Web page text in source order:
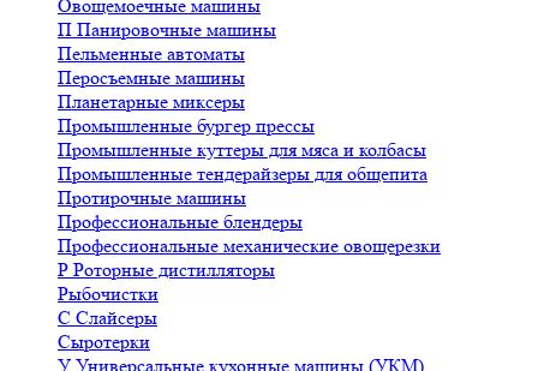
Овощемоечные машины
П Панировочные машины
Пельменные автоматы
Перосъемные машины
Планетарные миксеры
Промышленные бургер прессы
Промышленные куттеры для мяса и колбасы
Промышленные тендерайзеры для общепита
Протирочные машины
Профессиональные блендеры
Профессиональные механические овощерезки
Р Роторные дистилляторы
Рыбочистки
С Слайсеры
Сыротерки
У Универсальные кухонные машины (УКМ)